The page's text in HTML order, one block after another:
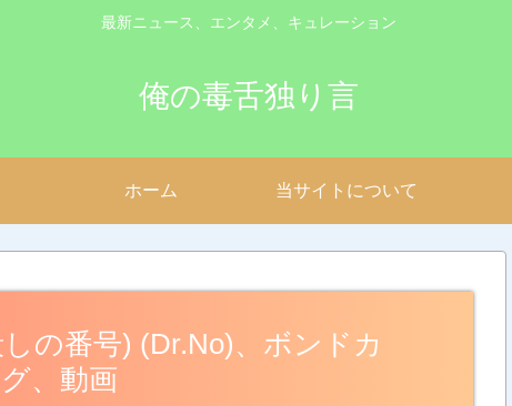
最新ニュース、エンタメ、キュレーション
俺の毒舌独り言
ホーム 当サイトについて
の番号) (Dr.No)、ボンドカ
、動画